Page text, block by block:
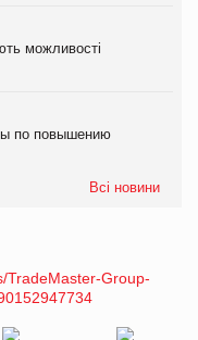
можливості
по повышению
Всі новини